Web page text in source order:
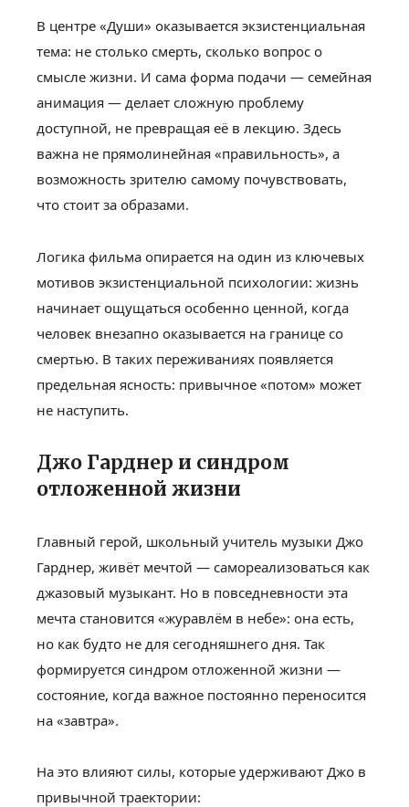
В центре «Души» оказывается экзистенциальная
тема: не столько смерть, сколько вопрос о
смысле жизни. И сама форма подачи — семейная
анимация — делает сложную проблему
доступной, не превращая её в лекцию. Здесь
важна не прямолинейная «правильность», а
возможность зрителю самому почувствовать,
что стоит за образами.
Логика фильма опирается на один из ключевых
мотивов экзистенциальной психологии: жизнь
начинает ощущаться особенно ценной, когда
человек внезапно оказывается на границе со
смертью. В таких переживаниях появляется
предельная ясность: привычное «потом» может
не наступить.
Джо Гарднер и синдром
отложенной жизни
Главный герой, школьный учитель музыки Джо
Гарднер, живёт мечтой — самореализоваться как
джазовый музыкант. Но в повседневности эта
мечта становится «журавлём в небе»: она есть,
но как будто не для сегодняшнего дня. Так
формируется синдром отложенной жизни —
состояние, когда важное постоянно переносится
на «завтра».
На это влияют силы, которые удерживают Джо в
привычной траектории: